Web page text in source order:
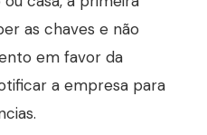
as chaves e não
em favor da
a empresa para